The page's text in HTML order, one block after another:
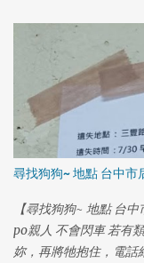
尋找狗狗~ 地點 台中
【尋找狗狗~ 地點 台
po親人 不會閃車 若有
妳，再將牠抱住，電話